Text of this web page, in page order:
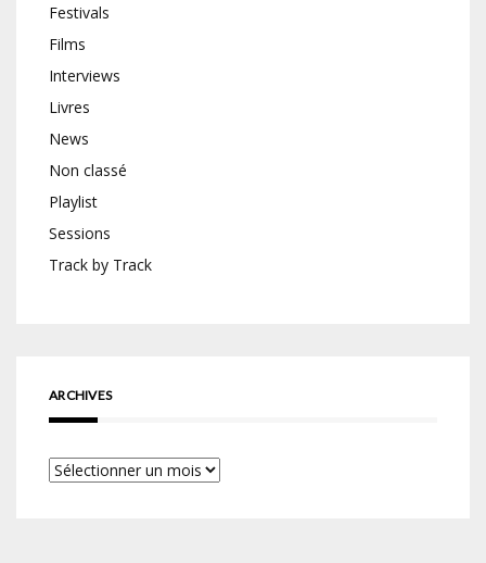
Festivals
Films
Interviews
Livres
News
Non classé
Playlist
Sessions
Track by Track
ARCHIVES
Archives